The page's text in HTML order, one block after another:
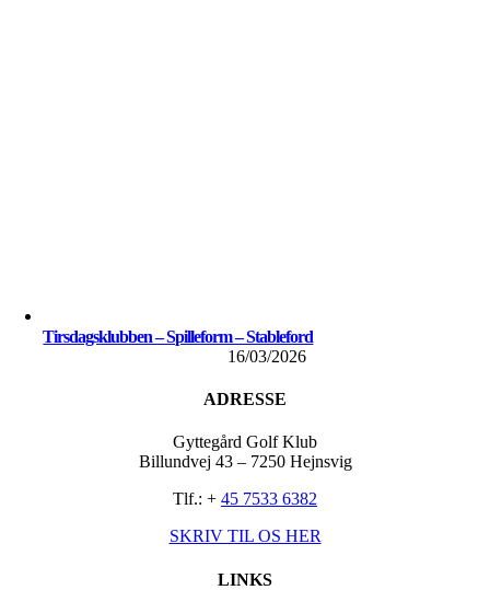
Tirsdagsklubben – Spilleform – Stableford
16/03/2026
ADRESSE
Gyttegård Golf Klub
Billundvej 43 – 7250 Hejnsvig
Tlf.: + 45 7533 6382
SKRIV TIL OS HER
LINKS